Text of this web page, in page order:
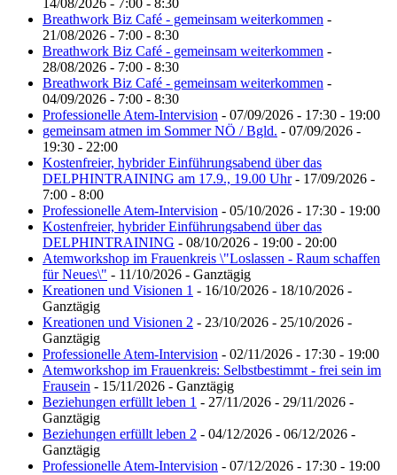
14/08/2026 - 7:00 - 8:30
Breathwork Biz Café - gemeinsam weiterkommen -
21/08/2026 - 7:00 - 8:30
Breathwork Biz Café - gemeinsam weiterkommen -
28/08/2026 - 7:00 - 8:30
Breathwork Biz Café - gemeinsam weiterkommen -
04/09/2026 - 7:00 - 8:30
Professionelle Atem-Intervision - 07/09/2026 - 17:30 - 19:00
gemeinsam atmen im Sommer NÖ / Bgld. - 07/09/2026 -
19:30 - 22:00
Kostenfreier, hybrider Einführungsabend über das
DELPHINTRAINING am 17.9., 19.00 Uhr- 17/09/2026 -
7:00 - 8:00
Professionelle Atem-Intervision - 05/10/2026 - 17:30 - 19:00
Kostenfreier, hybrider Einführungsabend über das
DELPHINTRAINING - 08/10/2026 - 19:00 - 20:00
Atemworkshop im Frauenkreis \"Loslassen - Raum schaffen
für Neues\" - 11/10/2026 - Ganztägig
Kreationen und Visionen 1 - 16/10/2026 - 18/10/2026 -
Ganztägig
Kreationen und Visionen 2 - 23/10/2026 - 25/10/2026 -
Ganztägig
Professionelle Atem-Intervision - 02/11/2026 - 17:30 - 19:00
Atemworkshop im Frauenkreis: Selbstbestimmt - frei sein im
Frausein - 15/11/2026 - Ganztägig
Beziehungen erfüllt leben 1 - 27/11/2026 - 29/11/2026 -
Ganztägig
Beziehungen erfüllt leben 2 - 04/12/2026 - 06/12/2026 -
Ganztägig
Professionelle Atem-Intervision - 07/12/2026 - 17:30 - 19:00